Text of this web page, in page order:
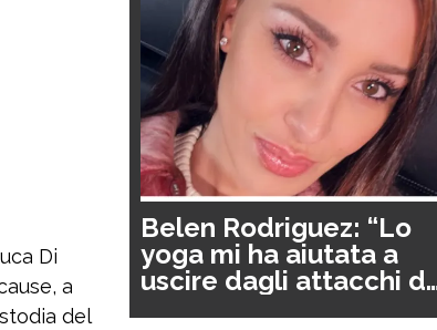
Di
a
del
Belen Rodriguez: “Lo
yoga mi ha aiutata a
uscire dagli attacchi di